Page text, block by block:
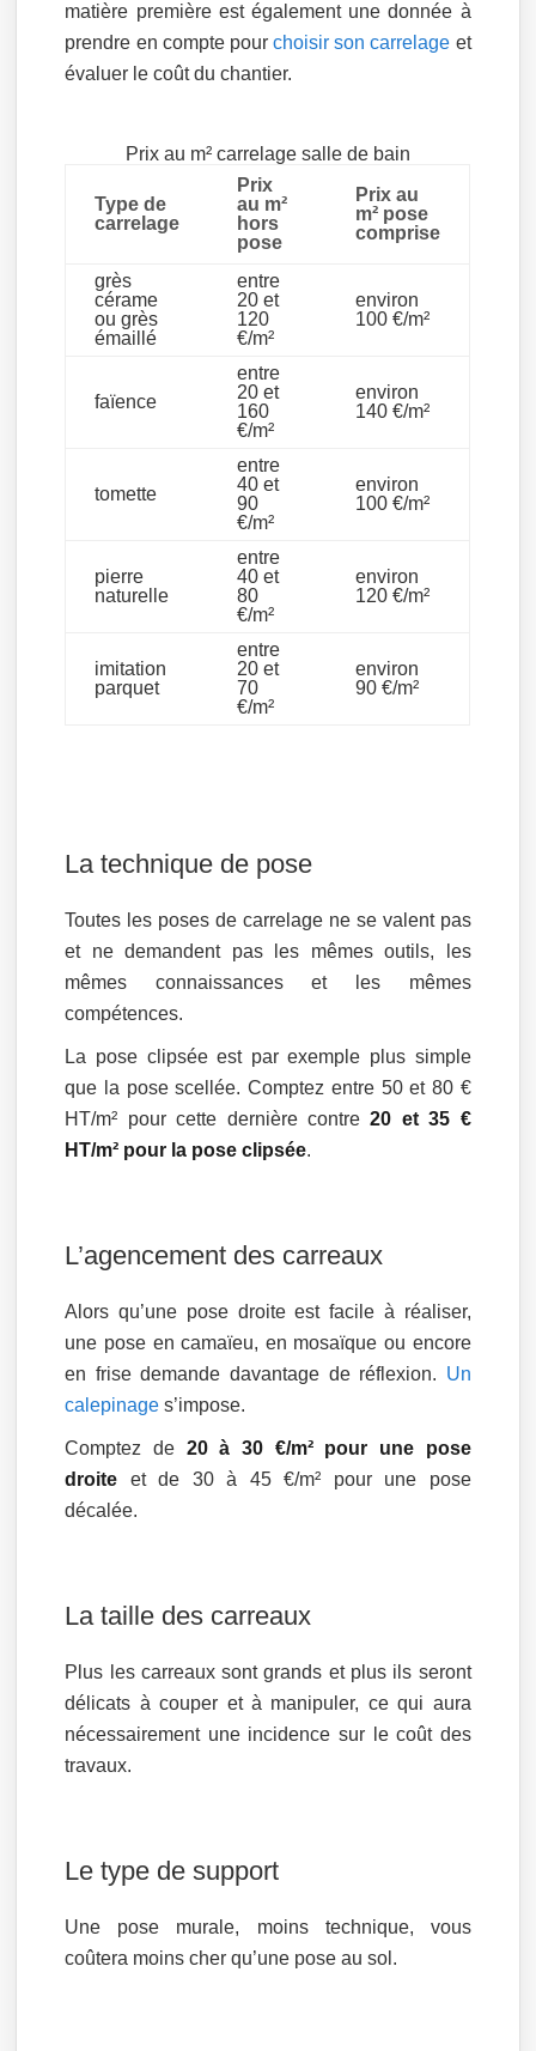
matière première est également une donnée à
prendre en compte pourchoisir son carrelage et
évaluer le coût du chantier.
Prix au m² carrelage salle de bain
Type de
carrelage
Prix
au m²
hors
pose
Prix au
m² pose
comprise
grès
cérame
ou grès
émaillé
entre
20 et
120
€/m²
environ
100 €/m²
faïence
entre
20 et
160
€/m²
environ
140 €/m²
tomette
entre
40 et
90
€/m²
environ
100 €/m²
pierre
naturelle
entre
40 et
80
€/m²
environ
120 €/m²
imitation
parquet
entre
20 et
70
€/m²
environ
90 €/m²
La technique de pose
Toutes les poses de carrelage ne se valent pas
et ne demandent pas les mêmes outils, les
mêmes connaissances et les mêmes
compétences.
La pose clipsée est par exemple plus simple
que la pose scellée. Comptez entre 50 et 80 €
HT/m² pour cette dernière contre20 et 35 €
HT/m² pour la pose clipsée.
L’agencement des carreaux
Alors qu’une pose droite est facile à réaliser,
une pose en camaïeu, en mosaïque ou encore
en frise demande davantage de réflexion. Un
calepinage s’impose.
Comptez de 20 à 30 €/m² pour une pose
droite et de 30 à 45 €/m² pour une pose
décalée.
La taille des carreaux
Plus les carreaux sont grands et plus ils seront
délicats à couper et à manipuler, ce qui aura
nécessairement une incidence sur le coût des
travaux.
Le type de support
Une pose murale, moins technique, vous
coûtera moins cher qu’une pose au sol.